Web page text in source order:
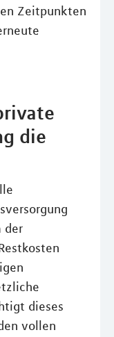
Zeitpunkten
die
der
dieses
vollen